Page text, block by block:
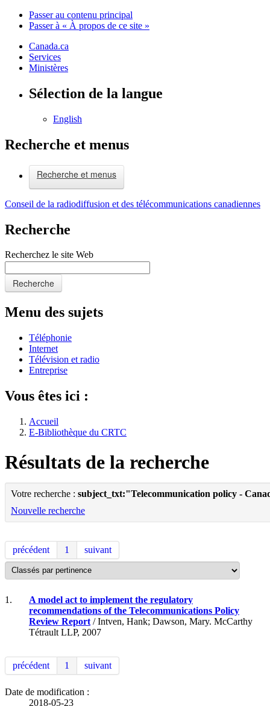
Passer au contenu principal
Passer à « À propos de ce site »
Canada.ca
Services
Ministères
Sélection de la langue
English
Recherche et menus
Recherche et menus
Conseil de la radiodiffusion et des télécommunications canadiennes
Recherche
Recherchez le site Web
Recherche
Menu des sujets
Téléphonie
Internet
Télévision et radio
Entreprise
Vous êtes ici :
Accueil
E-Bibliothèque du CRTC
Résultats de la recherche
Votre recherche : subject_txt:"Telecommunication policy -
Nouvelle recherche
précédent 1 suivant
1.
A model act to implement the regulatory
recommendations of the Telecommunications Policy
Review Report / Intven, Hank; Dawson, Mary. McCarthy
Tétrault LLP, 2007
précédent 1 suivant
Date de modification :
2018-05-23